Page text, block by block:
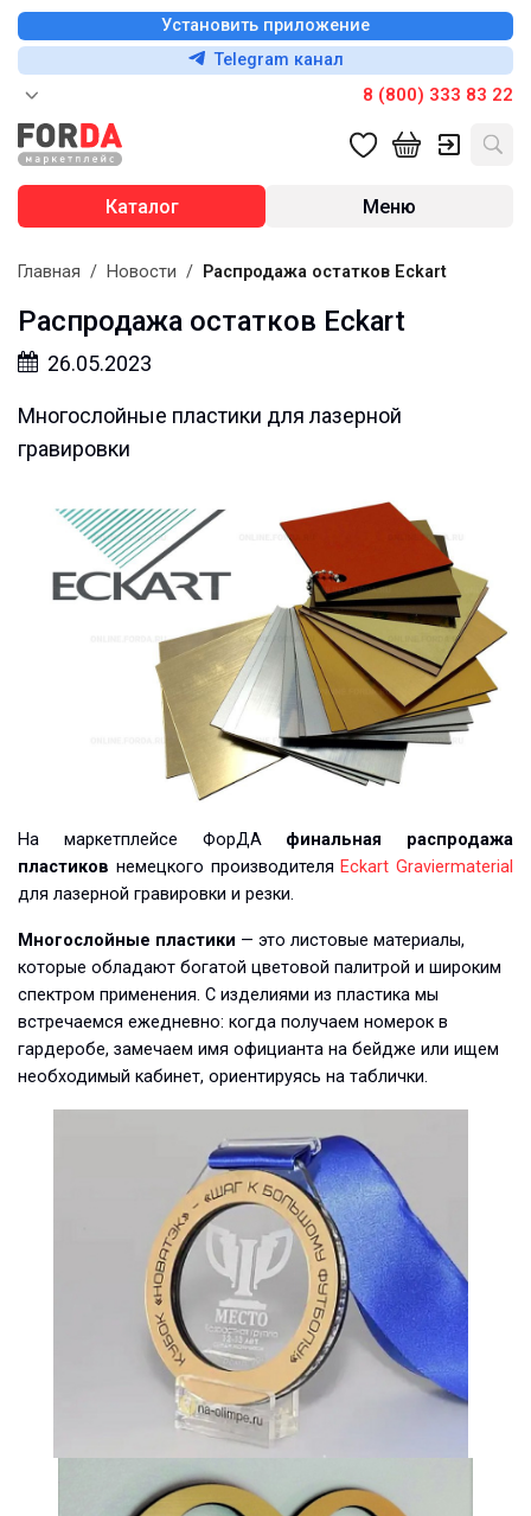
Установить приложение
Telegram канал
8 (800) 333 83 22
Каталог Меню
Главная / Новости / Распродажа остатков Eckart
Распродажа остатков Eckart
26.05.2023
Многослойные пластики для лазерной
гравировки
На маркетплейсе ФорДА финальная распродажа
пластиков немецкого производителя Eckart Graviermaterial
для лазерной гравировки и резки.
Многослойные пластики — это листовые материалы,
которые обладают богатой цветовой палитрой и широким
спектром применения. С изделиями из пластика мы
встречаемся ежедневно: когда получаем номерок в
гардеробе, замечаем имя официанта на бейдже или ищем
необходимый кабинет, ориентируясь на таблички.